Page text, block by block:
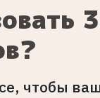
чтобы